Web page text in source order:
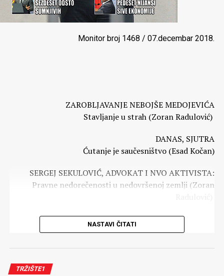
Monitor broj 1468 / 07.decembar 2018.
ZAROBLJAVANJE NEBOJŠE MEDOJEVIĆA
Stavljanje u strah (Zoran Radulović)
DANAS, SJUTRA
Ćutanje je saučesništvo (Esad Kočan)
SERGEJ SEKULOVIĆ, ADVOKAT I NVO AKTIVISTA:
Pravne nedorečenosti u nedovršenoj zemlji (Zoran
PETAR IVANOVIĆ, SAVJETNIK:
Pedeset nijansi sive ekonomije (Milena Perović-Korać)
NASTAVI ČITATI
TRŽIŠTE1